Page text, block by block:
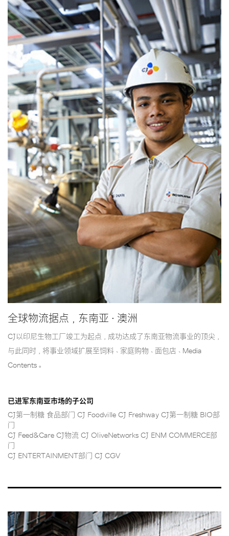
全球物流据点，东南亚·澳洲
CJ以印尼生物工厂竣工为起点，成功达成了东南亚物流事业的顶尖，
与此同时，将事业领域扩展至饲料、家庭购物、面包店、Media
Contents。
已进军东南亚市场的子公司
CJ第一制糖 食品部门 CJ Foodville CJ Freshway CJ第一制糖 BIO部
门
CJ Feed&Care CJ物流 CJ OliveNetworks CJ ENM COMMERCE部
门
CJ ENTERTAINMENT部门 CJ CGV